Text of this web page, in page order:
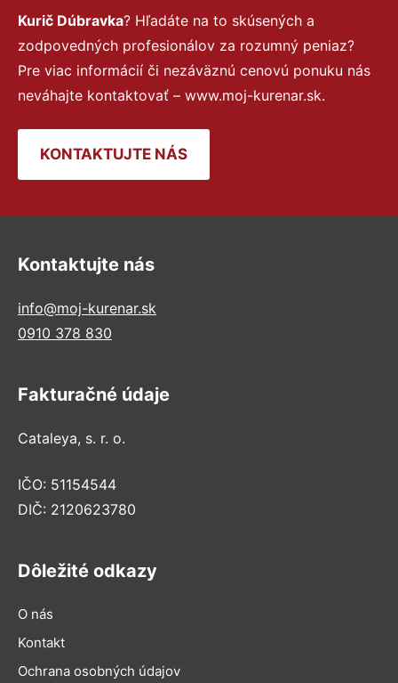
Kurič Dúbravka? Hľadáte na to skúsených a
zodpovedných profesionálov za rozumný peniaz?
Pre viac informácií či nezáväznú cenovú ponuku nás
neváhajte kontaktovať – www.moj-kurenar.sk.
KONTAKTUJTE NÁS
Kontaktujte nás
info@moj-kurenar.sk
0910 378 830
Fakturačné údaje
Cataleya, s. r. o.
IČO: 51154544
DIČ: 2120623780
Dôležité odkazy
O nás
Kontakt
Ochrana osobných údajov